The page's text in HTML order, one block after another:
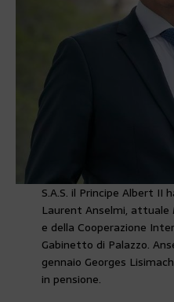
S.A.S. il Principe Albert II
Laurent Anselmi,
e della Cooperazione
Gabinetto di Palazzo.
gennaio Georges
in pensione.